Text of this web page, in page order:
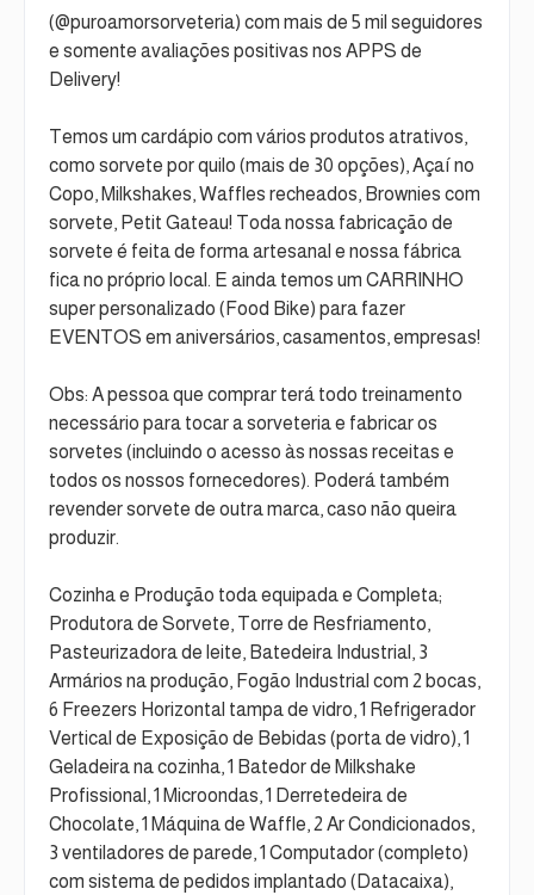
(@puroamorsorveteria) com mais de 5 mil seguidores
e somente avaliações positivas nos APPS de
Delivery!
Temos um cardápio com vários produtos atrativos,
como sorvete por quilo (mais de 30 opções), Açaí no
Copo, Milkshakes, Waffles recheados, Brownies com
sorvete, Petit Gateau! Toda nossa fabricação de
sorvete é feita de forma artesanal e nossa fábrica
fica no próprio local. E ainda temos um CARRINHO
super personalizado (Food Bike) para fazer
EVENTOS em aniversários, casamentos, empresas!
Obs: A pessoa que comprar terá todo treinamento
necessário para tocar a sorveteria e fabricar os
sorvetes (incluindo o acesso às nossas receitas e
todos os nossos fornecedores). Poderá também
revender sorvete de outra marca, caso não queira
produzir.
Cozinha e Produção toda equipada e Completa;
Produtora de Sorvete, Torre de Resfriamento,
Pasteurizadora de leite, Batedeira Industrial, 3
Armários na produção, Fogão Industrial com 2 bocas,
6 Freezers Horizontal tampa de vidro, 1 Refrigerador
Vertical de Exposição de Bebidas (porta de vidro), 1
Geladeira na cozinha, 1 Batedor de Milkshake
Profissional, 1 Microondas, 1 Derretedeira de
Chocolate, 1 Máquina de Waffle, 2 Ar Condicionados,
3 ventiladores de parede, 1 Computador (completo)
com sistema de pedidos implantado (Datacaixa),